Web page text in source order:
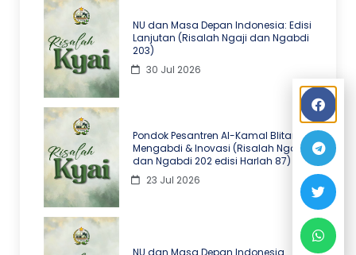
NU dan Masa Depan Indonesia: Edisi
Lanjutan (Risalah Ngaji dan Ngabdi
203)
30 Jul 2026
Pondok Pesantren Al-Kamal Blitar
Mengabdi & Inovasi (Risalah Ngaji
dan Ngabdi 202 edisi Harlah 87)
23 Jul 2026
NU dan Masa Depan Indonesia